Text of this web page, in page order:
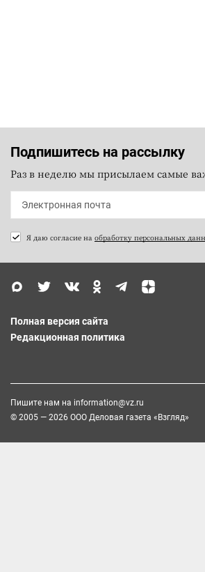
Подпишитесь на рассылку
Раз в неделю мы присылаем самые
Я даю согласие на обработку персональных
Полная версия сайта
Редакционная политика
Пишите нам на information@vz.ru
© 2005 — 2026 ООО Деловая газета «Взгляд»